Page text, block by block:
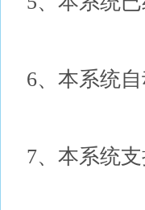
6、本系统
7、本系统